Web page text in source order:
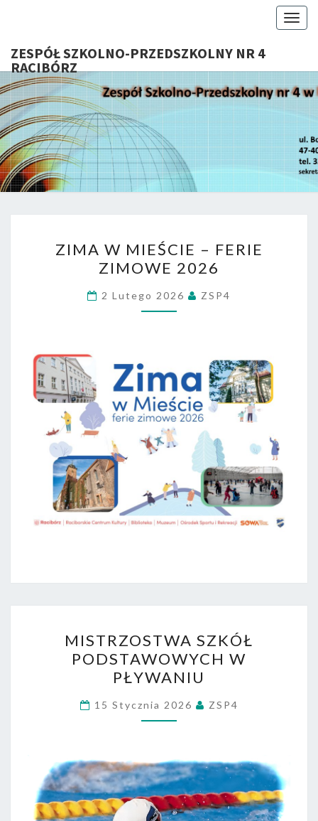
ZESPÓŁ SZKOLNO-PRZEDSZKOLNY NR 4
RACIBÓRZ
Serdecznie
Witamy Na
Stronie
Internetowej
ZSP Nr 4 W
Raciborzu
W
MIEŚCIE
–
FERIE
ZIMA W MIEŚCIE – FERIE
ZIMOWE 2026
2 Lutego 2026 ZSP4
SZKÓŁ
PODSTAWOWYCH
W
PŁYWANIU
MISTRZOSTWA SZKÓŁ
PODSTAWOWYCH W
PŁYWANIU
15 Stycznia 2026 ZSP4